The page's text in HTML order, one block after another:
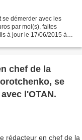
se démerder avec les
par moi(s), faites
à jour le 17/06/2015 à
chef de la
se
l'OTAN.